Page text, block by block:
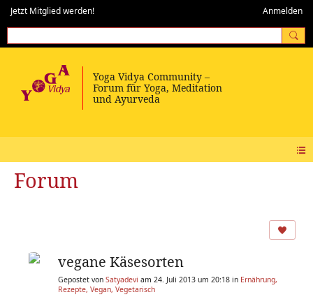
Jetzt Mitglied werden! Anmelden
Forum
vegane Käsesorten
Gepostet von Satyadevi am 24. Juli 2013 um 20:18 in Ernährung,
Rezepte, Vegan, Vegetarisch